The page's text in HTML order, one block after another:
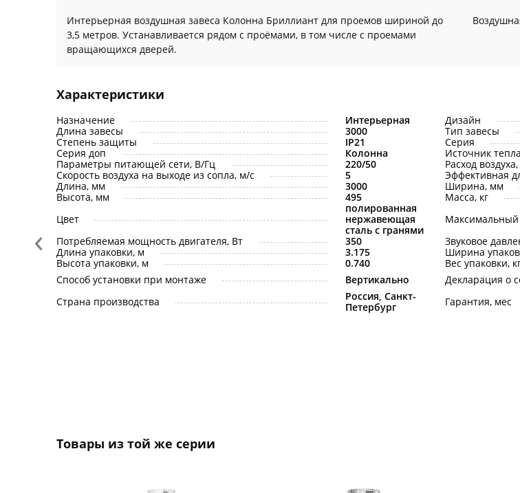
Интерьерная воздушная завеса Колонна Бриллиант для проемов шириной до
3,5 метров. Устанавливается рядом с проёмами, в том числе с проемами
вращающихся дверей.
Характеристики
Назначение Интерьерная Дизайн
Длина завесы
3000 Тип завесы
Степень защиты
IP21 Серия
Серия доп
Колонна Источник тепла
Параметры питающей сети, В/Гц
220/50 Расход
Скорость воздуха на выходе из сопла, м/с
5 Эффективная
Длина, мм
3000 Ширина, мм
Высота, мм
495 Масса, кг
Цвет
полированная
нержавеющая
сталь с гранями
Потребляемая мощность двигателя, Вт
350 Звуковое
Длина упаковки, м
3.175 Ширина
Высота упаковки, м
0.740 Вес упаковки,
Способ установки при монтаже
Вертикально Декларация о
Страна производства
Россия, Санкт-
Петербург
Гарантия, мес
Товары из той же серии
‹